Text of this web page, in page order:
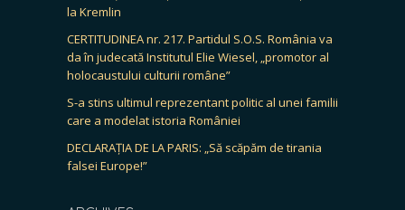
la Kremlin
CERTITUDINEA nr. 217. Partidul S.O.S. România va
da în judecată Institutul Elie Wiesel, „promotor al
holocaustului culturii române”
S-a stins ultimul reprezentant politic al unei familii
care a modelat istoria României
DECLARAȚIA DE LA PARIS: „Să scăpăm de tirania
falsei Europe!”